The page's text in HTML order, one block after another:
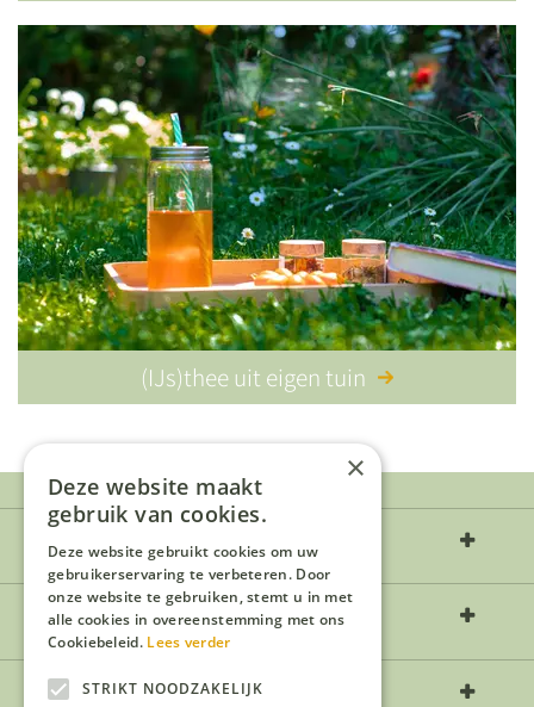
(IJs)thee uit eigen tuin
Over ons
Openingstijden
Contact
×
Deze website maakt
gebruik van cookies.
Deze website gebruikt cookies om uw
gebruikerservaring te verbeteren. Door
onze website te gebruiken, stemt u in met
alle cookies in overeenstemming met ons
Cookiebeleid. Lees verder
STRIKT NOODZAKELIJK